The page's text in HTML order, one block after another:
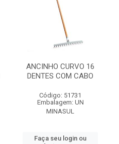
ANCINHO CURVO 16
DENTES COM CABO
Código: 51731
Embalagem: UN
MINASUL
Faça seu login ou